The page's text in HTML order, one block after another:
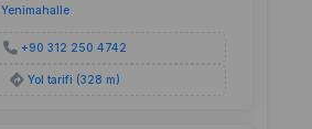
Yenimahalle
+90 312 250 4742
Yol tarifi (328 m)